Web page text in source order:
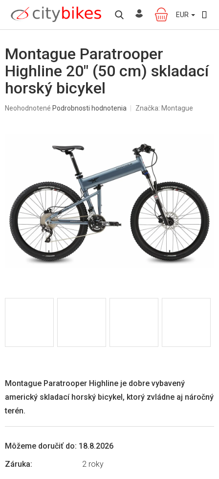
obsah
NÁKUPNÝ
KOŠÍK
EUR
Montague Paratrooper
Highline 20" (50 cm) skladací
horský bicykel
Priemerné
Neohodnotené Podrobnosti hodnotenia Značka: Montague
Môžeme doručiť do: 18.8.2026
Záruka: 2 roky
Montague Paratrooper Highline je dobre vybavený
americký skladací horský bicykel, ktorý zvládne aj náročný
terén.